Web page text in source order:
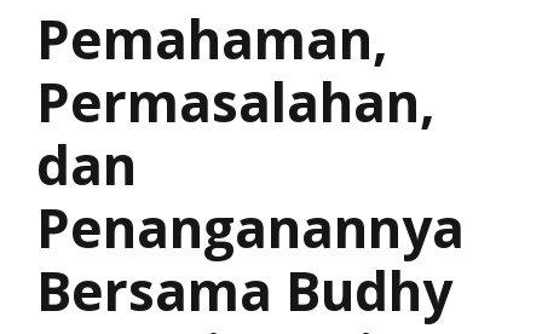
Pemahaman,
Permasalahan,
dan
Penanganannya
Bersama Budhy